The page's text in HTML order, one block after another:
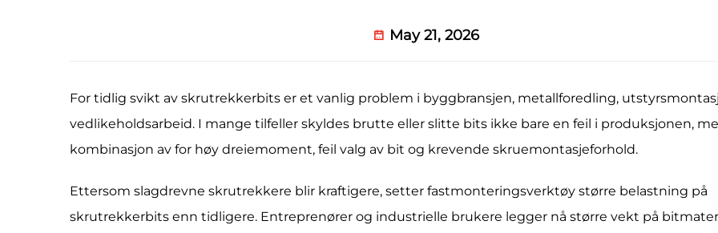
May 21, 2026
For tidlig svikt av skrutrekkerbits er et vanlig problem i byggbransjen, metallforedling,
vedlikeholdsarbeid. I mange tilfeller skyldes brutte eller slitte bits ikke bare en feil i produksjonen,
kombinasjon av for høy dreiemoment, feil valg av bit og krevende skruemontasjeforhold.
Ettersom slagdrevne skrutrekkere blir kraftigere, setter fastmonteringsverktøy større belastning på
skrutrekkerbits enn tidligere. Entreprenører og industrielle brukere legger nå større vekt på